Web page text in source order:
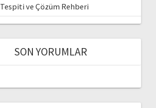
Tespiti ve Çözüm Rehberi
SON YORUMLAR